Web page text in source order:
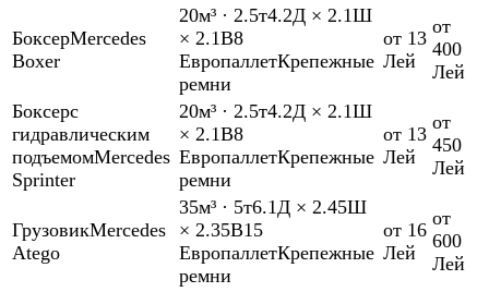
БоксерMercedes
Boxer
20м³ · 2.5т4.2Д × 2.1Ш
× 2.1В8
ЕвропаллетКрепежные
ремни
от 13
Лей
от
400
Лей
Боксерс
гидравлическим
подъемомMercedes
Sprinter
20м³ · 2.5т4.2Д × 2.1Ш
× 2.1В8
ЕвропаллетКрепежные
ремни
от 13
Лей
от
450
Лей
ГрузовикMercedes
Atego
35м³ · 5т6.1Д × 2.45Ш
× 2.35В15
ЕвропаллетКрепежные
ремни
от 16
Лей
от
600
Лей